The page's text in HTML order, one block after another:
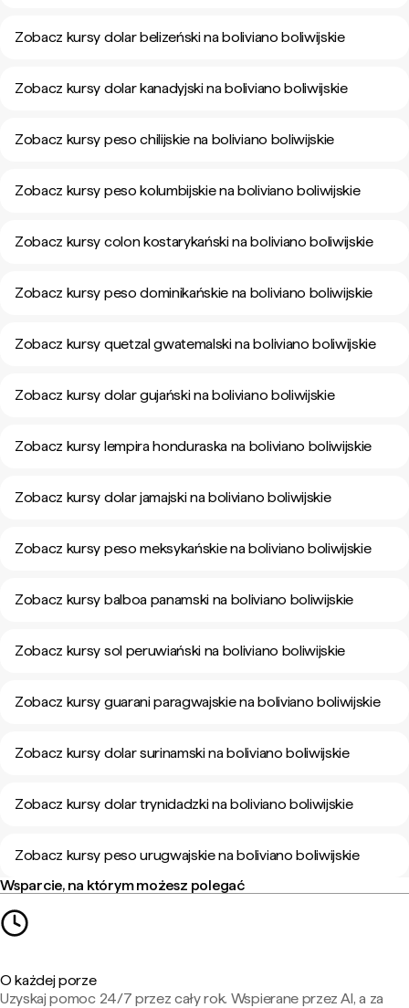
Zobacz kursy dolar belizeński na boliviano boliwijskie
Zobacz kursy dolar kanadyjski na boliviano boliwijskie
Zobacz kursy peso chilijskie na boliviano boliwijskie
Zobacz kursy peso kolumbijskie na boliviano boliwijskie
Zobacz kursy colon kostarykański na boliviano boliwijskie
Zobacz kursy peso dominikańskie na boliviano boliwijskie
Zobacz kursy quetzal gwatemalski na boliviano boliwijskie
Zobacz kursy dolar gujański na boliviano boliwijskie
Zobacz kursy lempira honduraska na boliviano boliwijskie
Zobacz kursy dolar jamajski na boliviano boliwijskie
Zobacz kursy peso meksykańskie na boliviano boliwijskie
Zobacz kursy balboa panamski na boliviano boliwijskie
Zobacz kursy sol peruwiański na boliviano boliwijskie
Zobacz kursy guarani paragwajskie na boliviano boliwijskie
Zobacz kursy dolar surinamski na boliviano boliwijskie
Zobacz kursy dolar trynidadzki na boliviano boliwijskie
Zobacz kursy peso urugwajskie na boliviano boliwijskie
Wsparcie, na którym możesz polegać
O każdej porze
Uzyskaj pomoc 24/7 przez cały rok. Wspierane przez AI, a za